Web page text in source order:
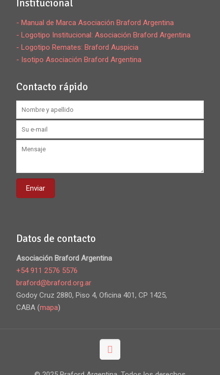
Institucional
- Manual de Marca Asociación Braford Argentina
- Logotipo Institucional: Asociación Braford Argentina
- Logotipo Remates: Braford Auspicia
- Isotipo Asociación Braford Argentina
Contacto rápido
Datos de contacto
Asociación Braford Argentina
+54 911 2576 5576
braford@braford.org.ar
Godoy Cruz 2880, Piso 4, Oficina 401, CP 1425,
CABA (mapa)